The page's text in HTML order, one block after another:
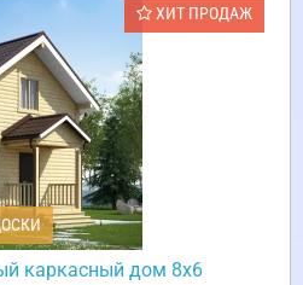
ХИТ ПРОДАЖ
каркасный дом 8х6